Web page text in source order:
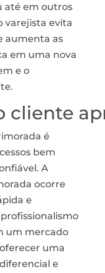
até em outros
varejista evita
aumenta as
em uma nova
e o
cliente
é
bem
A
ocorre
e
um mercado
uma
e